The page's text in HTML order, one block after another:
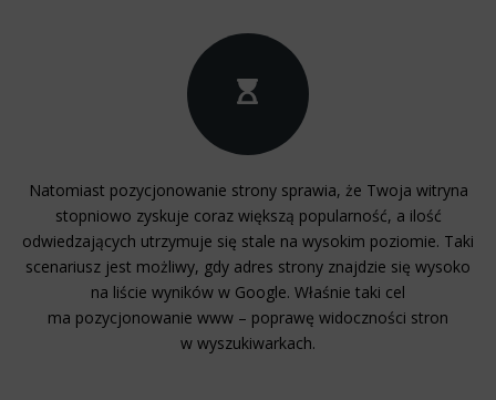
Natomiast pozycjonowanie strony sprawia, że Twoja witryna
stopniowo zyskuje coraz większą popularność, a ilość
odwiedzających utrzymuje się stale na wysokim poziomie. Taki
scenariusz jest możliwy, gdy adres strony znajdzie się wysoko
na liście wyników w Google. Właśnie taki cel
ma pozycjonowanie www – poprawę widoczności stron
w wyszukiwarkach.